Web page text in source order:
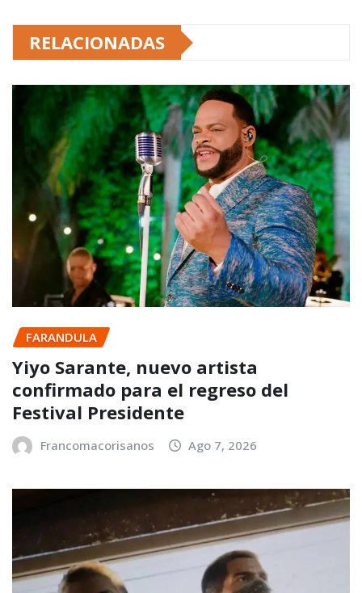
RELACIONADAS
FARANDULA
Yiyo Sarante, nuevo artista
confirmado para el regreso del
Festival Presidente
Francomacorisanos Ago 7, 2026